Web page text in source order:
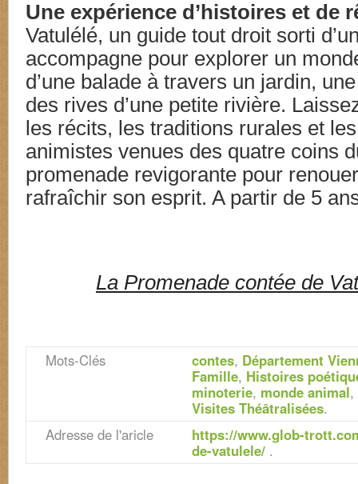
Une expérience d’histoires et de
Vatulélé, un guide tout droit sorti
accompagne pour explorer un
d’une balade à travers un jardin,
des rives d’une petite rivière.
les récits, les traditions rurales et
animistes venues des quatre coins
promenade revigorante pour
rafraîchir son esprit. A partir de 5
La Promenade contée de
Mots-Clés contes, Département
Famille, Histoires
minoterie, monde animal,
Visites Théâtralisées.
Adresse de l'aricle
https://www.glob-
de-vatulele/ .